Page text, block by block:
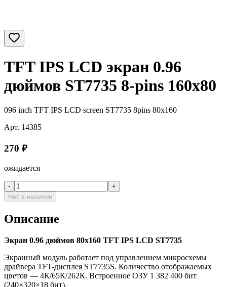
TFT IPS LCD экран 0.96
дюймов ST7735 8-pins 160x80
096 inch TFT IPS LCD screen ST7735 8pins 80x160
Арт. 14385
270 ₽
ожидается
-
+
Нет в наличии
Описание
Экран 0.96 дюймов 80х160 TFT IPS LCD ST7735
Экранный модуль работает под управлением микросхемы
драйвера TFT-дисплея ST7735S. Количество отображаемых
цветов — 4К/65К/262К. Встроенное ОЗУ 1 382 400 бит
(240×320×18 бит).